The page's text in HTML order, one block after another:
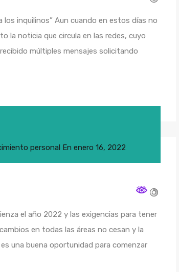
inquilinos” Aun cuando en estos días no
la noticia que circula en las redes, cuyo
múltiples mensajes solicitando
personal En enero 16, 2022
el año 2022 y las exigencias para tener
en todas las áreas no cesan y la
una buena oportunidad para comenzar